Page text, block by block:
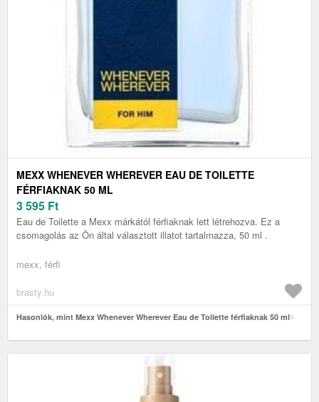
MEXX WHENEVER WHEREVER EAU DE TOILETTE
FÉRFIAKNAK 50 ML
3 595 Ft
Eau de Toilette a Mexx márkától férfiaknak lett létrehozva. Ez a
csomagolás az Ön által választott illatot tartalmazza, 50 ml .
mexx, férfi
brasty.hu
Hasonlók, mint Mexx Whenever Wherever Eau de Toilette férfiaknak 50 ml